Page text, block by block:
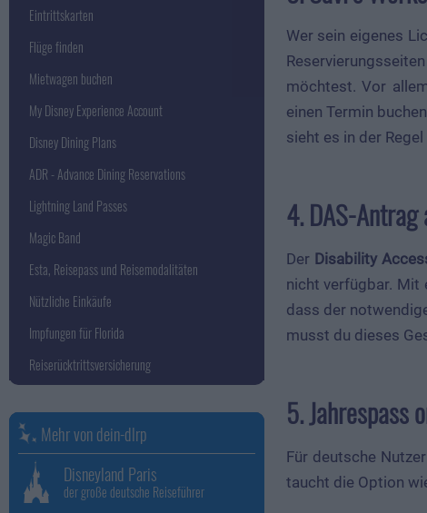
Wer sein eigenes
möchtest. Vor
einen Termin
sieht es in der
4. DAS-
Der Disability
nicht verfügbar. Mit
dass der
musst du dieses
5. Jahrespass
Für deutsche
taucht die Option
Eintrittskarten
Flüge finden
Mietwagen buchen
My Disney Experience Account
Disney Dining Plans
ADR - Advance Dining Reservations
Lightning Land Passes
Magic Band
Esta, Reisepass und Reisemodalitäten
Nützliche Einkäufe
Impfungen für Florida
Reiserücktrittsversicherung
Mehr von dein-dlrp
Disneyland Paris
der große deutsche Reiseführer